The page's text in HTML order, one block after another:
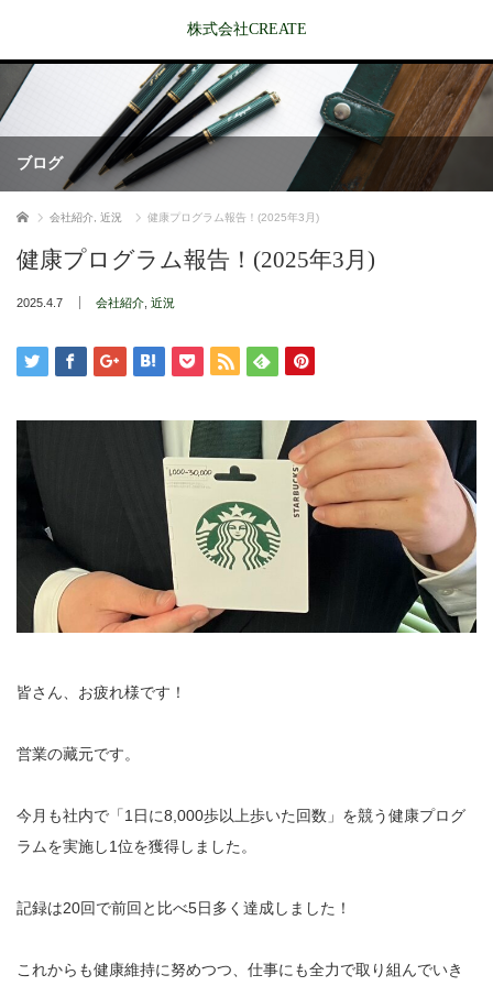
株式会社CREATE
ブログ
ホーム 会社紹介 近況 健康プログラム報告！(2025年3月)
健康プログラム報告！(2025年3月)
2025.4.7 会社紹介 近況
皆さん、お疲れ様です！
営業の藏元です。
今月も社内で「1日に8,000歩以上歩いた回数」を競う健康プログ
ラムを実施し1位を獲得しました。
記録は20回で前回と比べ5日多く達成しました！
これからも健康維持に努めつつ、仕事にも全力で取り組んでいき